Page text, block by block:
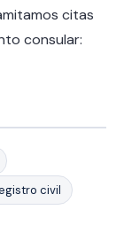
citas
consular:
civil